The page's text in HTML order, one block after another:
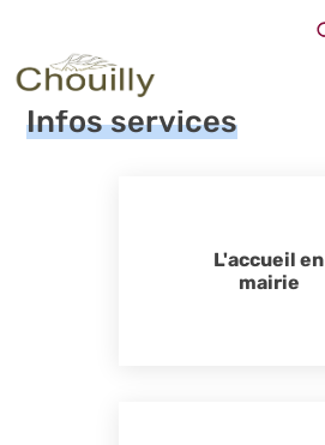
Accueil La commune
Infos services
L'accueil en
mairie